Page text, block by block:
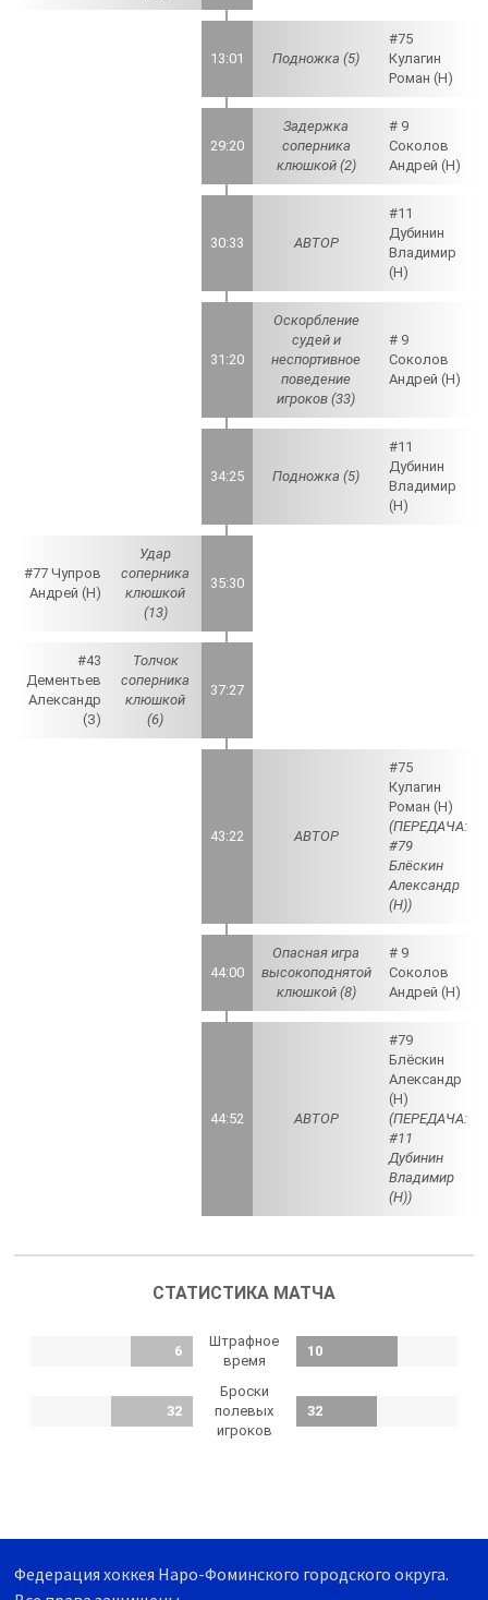
13:01 Подножка (5)
#75
Кулагин
Роман (Н)
29:20
Задержка
соперника
клюшкой (2)
# 9
Соколов
Андрей (Н)
30:33 АВТОР
#11
Дубинин
Владимир
(Н)
31:20
Оскорбление
судей и
неспортивное
поведение
игроков (33)
# 9
Соколов
Андрей (Н)
34:25 Подножка (5)
#11
Дубинин
Владимир
(Н)
#77 Чупров
Андрей (Н)
Удар
соперника
клюшкой
(13)
35:30
#43
Дементьев
Александр
(З)
Толчок
соперника
клюшкой
(6)
37:27
43:22 АВТОР
#75
Кулагин
Роман (Н)
(ПЕРЕДАЧА:
#79
Блёскин
Александр
(Н))
44:00
Опасная игра
высокоподнятой
клюшкой (8)
# 9
Соколов
Андрей (Н)
44:52 АВТОР
#79
Блёскин
Александр
(Н)
(ПЕРЕДАЧА:
#11
Дубинин
Владимир
(Н))
СТАТИСТИКА МАТЧА
6
Штрафное
время
10
32
Броски
полевых
игроков
32
Федерация хоккея Наро-Фоминского городского округа.